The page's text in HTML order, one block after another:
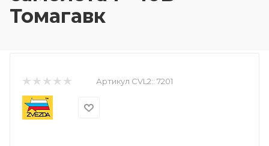
Томагавк
Артикул CVL2:: 7201